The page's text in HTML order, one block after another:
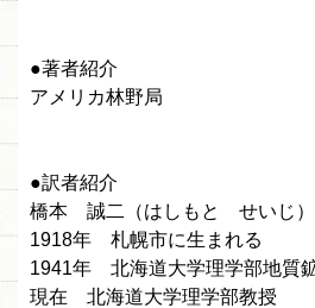
●著者紹介
アメリカ林野局
●訳者紹介
橋本 誠二（はしもと せいじ）
1918年 札幌市に生まれる
1941年 北海道大学理学部地質
現在 北海道大学理学部教授